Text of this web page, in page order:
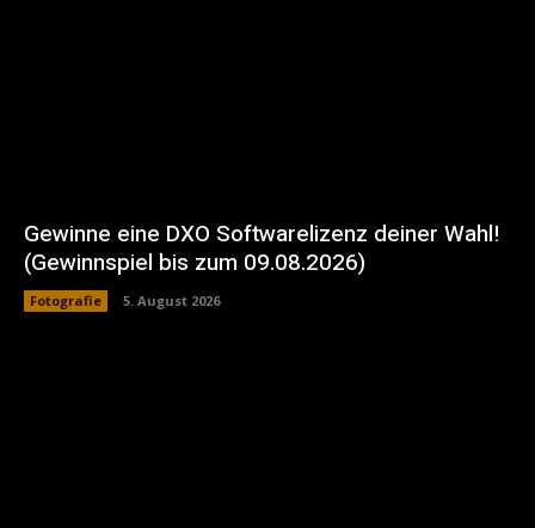
Gewinne eine DXO Softwarelizenz deiner Wahl!
(Gewinnspiel bis zum 09.08.2026)
Fotografie 5. August 2026